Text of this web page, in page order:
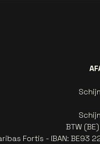
BTW
Fortis - IBAN: BE93